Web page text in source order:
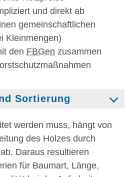
und direkt ab
gemeinschaftlichen
Kleinmengen)
den FBGen zusammen
Sortierung
werden muss, hängt von
des Holzes durch
Daraus resultieren
für Baumart, Länge,